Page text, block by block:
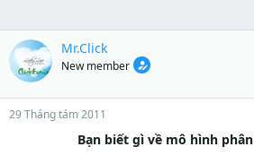
Mr.Click
New member
29 Tháng tám 2011
Bạn biết gì về mô hình phân